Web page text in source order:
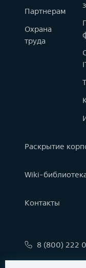
Партнерам
Охрана
труда
Раскрытие
Wiki-
Контакты
8 (800) 222